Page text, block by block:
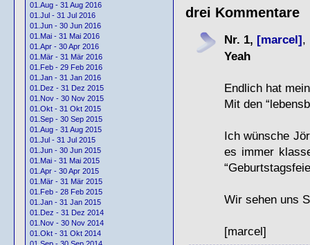
01.Aug - 31 Aug 2016
01.Jul - 31 Jul 2016
01.Jun - 30 Jun 2016
01.Mai - 31 Mai 2016
01.Apr - 30 Apr 2016
01.Mär - 31 Mär 2016
01.Feb - 29 Feb 2016
01.Jan - 31 Jan 2016
01.Dez - 31 Dez 2015
01.Nov - 30 Nov 2015
01.Okt - 31 Okt 2015
01.Sep - 30 Sep 2015
01.Aug - 31 Aug 2015
01.Jul - 31 Jul 2015
01.Jun - 30 Jun 2015
01.Mai - 31 Mai 2015
01.Apr - 30 Apr 2015
01.Mär - 31 Mär 2015
01.Feb - 28 Feb 2015
01.Jan - 31 Jan 2015
01.Dez - 31 Dez 2014
01.Nov - 30 Nov 2014
01.Okt - 31 Okt 2014
drei Kommentare
Nr. 1, [marcel],
Yeah
Endlich hat
Mit den
Ich wünsche
es immer
Wir sehen uns
[marcel]